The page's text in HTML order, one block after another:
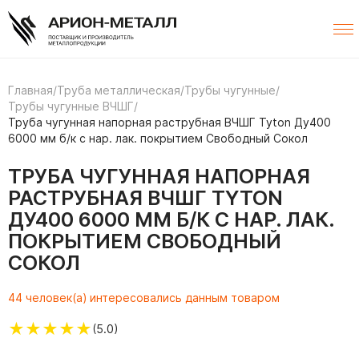
Главная/Труба металлическая/Трубы чугунные/
Трубы чугунные ВЧШГ/
Труба чугунная напорная раструбная ВЧШГ Tyton Ду400
6000 мм б/к с нар. лак. покрытием Свободный Сокол
ТРУБА ЧУГУННАЯ НАПОРНАЯ
РАСТРУБНАЯ ВЧШГ TYTON
ДУ400 6000 ММ Б/К С НАР. ЛАК.
ПОКРЫТИЕМ СВОБОДНЫЙ
СОКОЛ
44 человек(а) интересовались данным товаром
★★★★★(5.0)